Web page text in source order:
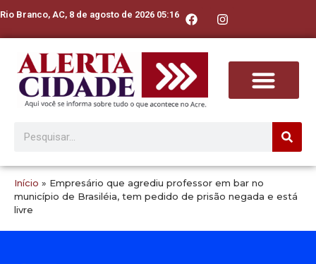
Rio Branco, AC, 8 de agosto de 2026 05:16
Início » Empresário que agrediu professor em bar no
município de Brasiléia, tem pedido de prisão negada e está
livre